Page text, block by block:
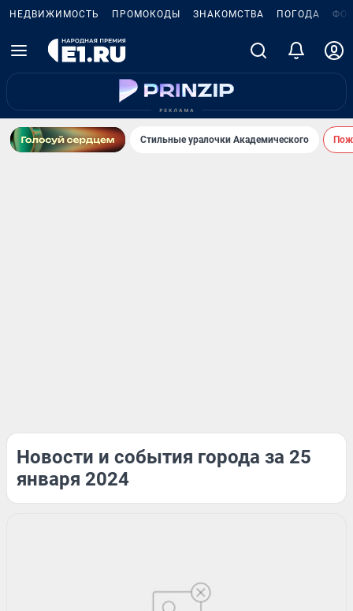
НЕДВИЖИМОСТЬ ПРОМОКОДЫ ЗНАКОМСТВА ПОГОДА
Стильные уралочки Академического
Новости и события города за 25
января 2024